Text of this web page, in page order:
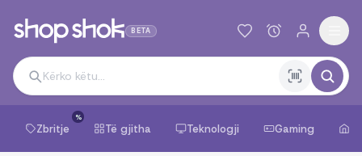
BETA
Zbritje
%
Të gjitha Teknologji Gaming